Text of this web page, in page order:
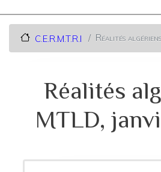
C.E.R.M.T.R.I Réalités
Réalités
MTLD,